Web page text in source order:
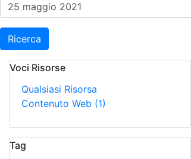
Ricerca
Voci Risorse
Qualsiasi Risorsa
Contenuto Web (1)
Tag